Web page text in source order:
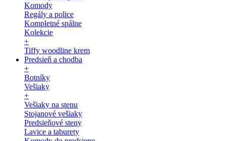
Komody
Regály a police
Kompletné spálne
Kolekcie
+
Tiffy woodline krem
Predsieň a chodba
+
Botníky
Vešiaky
+
Vešiaky na stenu
Stojanové vešiaky
Predsieňové steny
Lavice a taburety